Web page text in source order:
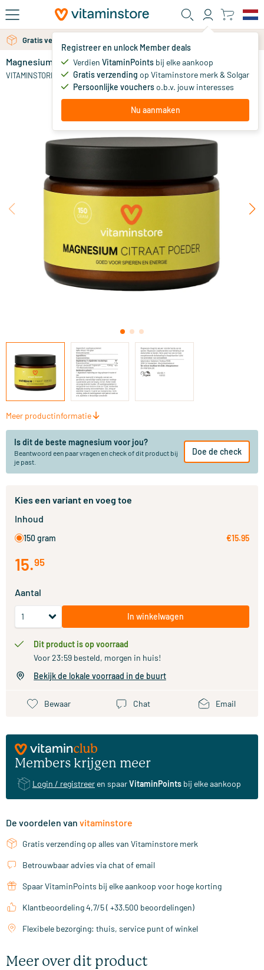
Ga naar de hoofdinhoud
Registreer en unlock Member deals
Verdien VitaminPoints bij elke aankoop
Gratis verzending op Vitaminstore merk & Solgar
Persoonlijke voucherso.b.v. jouw interesses
Nu aanmaken
Gratis verzending vanaf 25 euro
Magnesium Citraat poeder
VITAMINSTORE 15.
Meer productinformatie
Is dit de beste magnesium voor jou?
Beantwoord een paar vragen en check of dit product bij
je past.
Doe de check
Kies een variant en voeg toe
Inhoud
150 gram €15.95
15.95
Aantal
In winkelwagen
Dit product is op voorraad
Voor 23:59 besteld, morgen in huis!
Bekijk de lokale voorraad in de buurt
Bewaar Chat Email
Members krijgen meer
Login / registreer en spaarVitaminPoints bij elke aankoop
De voordelen van vitaminstore
Gratis verzending op alles van Vitaminstore merk
Betrouwbaar advies via chat of email
Spaar VitaminPoints bij elke aankoop voor hoge korting
Klantbeoordeling 4,7/5 ( +33.500 beoordelingen)
Flexibele bezorging: thuis, service punt of winkel
Meer over dit product